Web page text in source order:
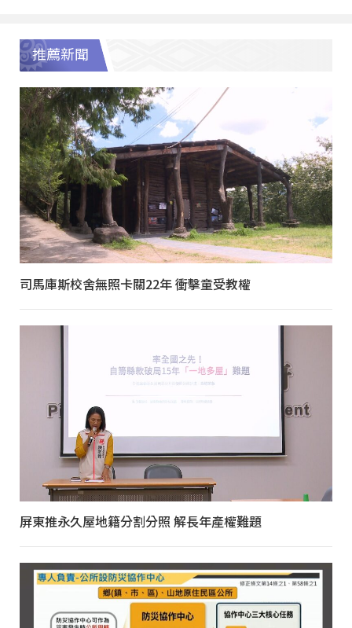
推薦新聞
司馬庫斯校舍無照卡關22年 衝擊童受教權
屏東推永久屋地籍分割分照 解長年產權難題